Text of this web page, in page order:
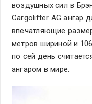
воздушных сил в
Cargolifter AG ангар
впечатляющие
метров шириной и
по сей день
ангаром в мире.